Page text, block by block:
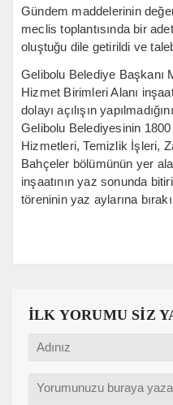
Gündem maddelerinin
meclis toplantısında bir
oluştuğu dile getirildi ve
Gelibolu Belediye Başkanı
Hizmet Birimleri Alanı
dolayı açılışın
Gelibolu Belediyesinin
Hizmetleri, Temizlik İşleri,
Bahçeler bölümünün yer
inşaatının yaz sonunda
töreninin yaz aylarına
İLK YORUMU SİZ